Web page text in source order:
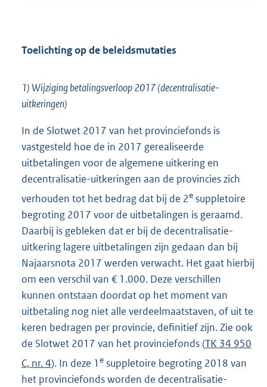
Toelichting op de beleidsmutaties
1) Wijziging betalingsverloop 2017 (decentralisatie-
uitkeringen)
In de Slotwet 2017 van het provinciefonds is
vastgesteld hoe de in 2017 gerealiseerde
uitbetalingen voor de algemene uitkering en
decentralisatie-uitkeringen aan de provincies zich
verhouden tot het bedrag dat bij de 2e suppletoire
begroting 2017 voor de uitbetalingen is geraamd.
Daarbij is gebleken dat er bij de decentralisatie-
uitkering lagere uitbetalingen zijn gedaan dan bij
Najaarsnota 2017 werden verwacht. Het gaat hierbij
om een verschil van € 1.000. Deze verschillen
kunnen ontstaan doordat op het moment van
uitbetaling nog niet alle verdeelmaatstaven, of uit te
keren bedragen per provincie, definitief zijn. Zie ook
de Slotwet 2017 van het provinciefonds (TK 34 950
C, nr. 4). In deze 1 e suppletoire begroting 2018 van
het provinciefonds worden de decentralisatie-